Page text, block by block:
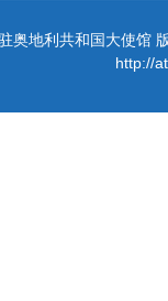
奥地利共和国大使馆
http://